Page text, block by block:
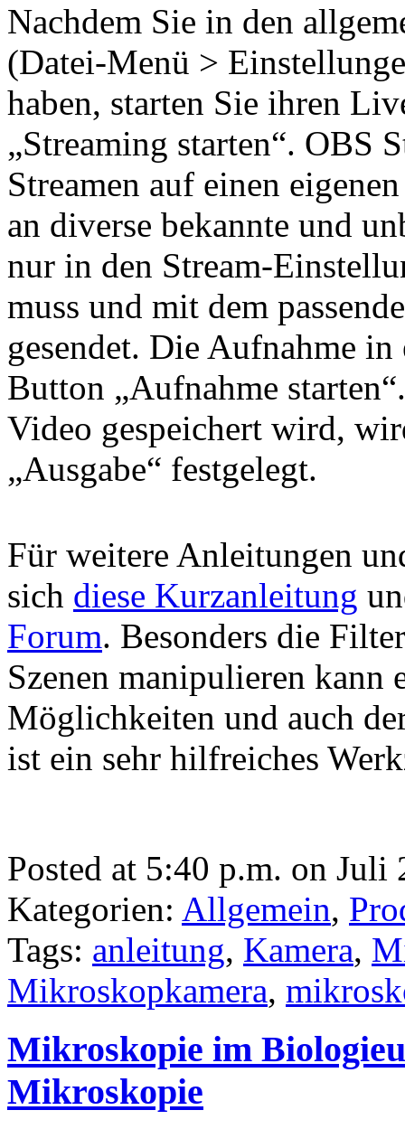
Nachdem Sie in den
(Datei-Menü >
haben, starten Sie ihren
„Streaming starten“. OBS
Streamen auf einen
an diverse bekannte und
nur in den Stream-
muss und mit dem
gesendet. Die Aufnahme
Button „Aufnahme
Video gespeichert wird,
„Ausgabe“ festgelegt.
Für weitere Anleitungen
sich diese Kurzanleitung
Forum. Besonders die
Szenen manipulieren
Möglichkeiten und auch
ist ein sehr hilfreiches
Posted at 5:40 p.m. on
Kategorien: Allgemein,
Tags: anleitung, Kamera,
Mikroskopkamera,
Mikroskopie im
Mikroskopie